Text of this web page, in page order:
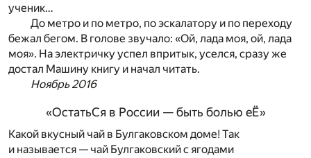
ученик…
До метро и по метро, по эскалатору и по переходу
бежал бегом. В голове звучало: «Ой, лада моя, ой, лада
моя». На электричку успел впритык, уселся, сразу же
достал Машину книгу и начал читать.
Ноябрь 2016
«ОстатьСя в России — быть болью еЁ»
Какой вкусный чай в Булгаковском доме! Так
и называется — чай Булгаковский с ягодами